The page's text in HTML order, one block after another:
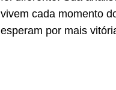
vivem cada momento
esperam por mais